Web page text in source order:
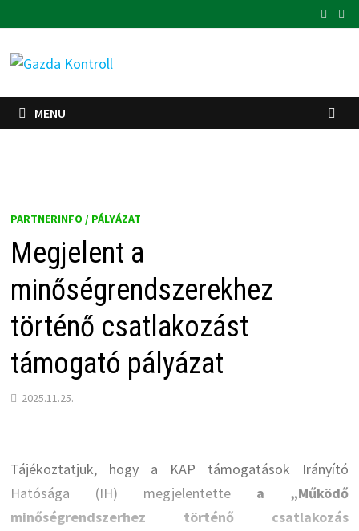
to
content
MENU
PARTNERINFO / PÁLYÁZAT
Megjelent a
minőségrendszerekhez
történő csatlakozást
támogató pályázat
2025.11.25.
Tájékoztatjuk, hogy a KAP támogatások Irányító
Hatósága (IH) megjelentette a „Működő
minőségrendszerhez történő csatlakozás